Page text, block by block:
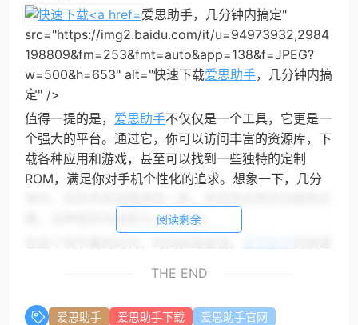
爱思助手，几分钟内搞定"
src="https://img2.baidu.com/it/u=94973932,2984
198809&fm=253&fmt=auto&app=138&f=JPEG?
w=500&h=653" alt="快速下载爱思助手，几分钟内搞
定" />
值得一提的是， 爱思助手不仅仅是一个工具，它更是一
个强大的平台。通过它，你可以访问丰富的资源库，下
载各种应用和游戏，甚至可以找到一些独特的定制
ROM，满足你对手机个性化的追求。想象一下，几分
趣，这种感觉无疑是令人兴奋的。
无论你是学生、上班族，还是手机爱好者，
能为你提供高效的解决方案。通过简单的几步操作，你
阅读剩余
THE END
爱思助手 爱思助手下载
爱思助手官网